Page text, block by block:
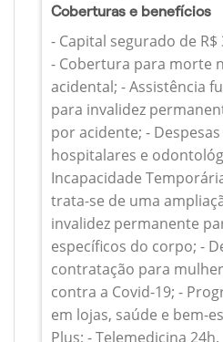
Coberturas e benefícios
- Capital segurado de
- Cobertura para morte
acidental; - Assistência
para invalidez
por acidente; -
hospitalares e
Incapacidade
trata-se de uma
invalidez permanente
específicos do corpo; -
contratação para
contra a Covid-19; -
em lojas, saúde e bem-
Plus; - Telemedicina 24h.